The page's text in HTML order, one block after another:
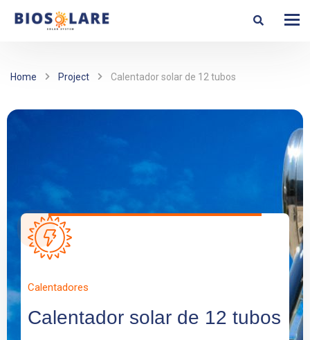
Home Project Calentador solar de 12 tubos
Calentadores
Calentador solar de 12 tubos